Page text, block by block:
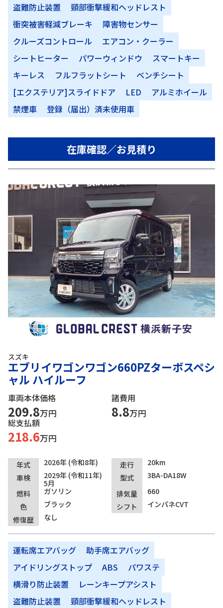
盗難防止装置
頸部衝撃緩和ヘッドレスト
衝突被害軽減ブレーキ
障害物センサー
クルーズコントロール
エアコン・クーラー
シートヒーター
パワーウィンドウ
スマートキー
キーレス
フルフラットシート
ベンチシート
[エクステリア]スライドドア
LED
アルミホイール
禁煙車
登録（届出）済未使用車
在庫確認／お見積り
スズキ
エブリイワゴンワゴン660PZターボスペシ
ャル ハイルーフ
車両本体価格
209.8万円
諸費用
8.8万円
総支払額
218.6万円
年式 2026年 (令和8年) 走行
20km
車検
2029年 (令和11年)
5月
型式
3BA-DA18W
燃料
ガソリン 排気量
660
色
ブラック シフト
インパネCVT
修復歴
なし
運転席エアバッグ
助手席エアバッグ
アイドリングストップ
ABS
パワステ
横滑り防止装置
レーンキープアシスト
盗難防止装置
頸部衝撃緩和ヘッドレスト